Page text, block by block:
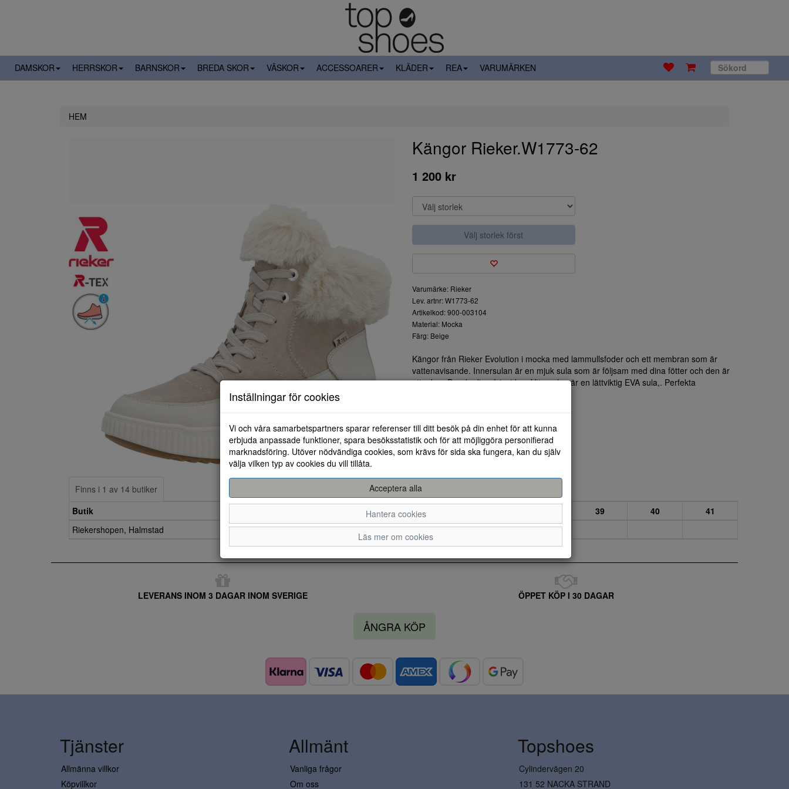
DAMSKOR HERRSKOR BARNSKOR BREDA SKOR VÄSKOR ACCESSOARER KLÄDER REA VARUMÄRKEN
HEM
Kängor Rieker.W1773-62
1 200 kr
Välj storlek först
Varumärke: Rieker
Lev. artnr: W1773-62
Artikelkod: 900-003104
Material: Mocka
Färg: Beige
Kängor från Rieker Evolution i mocka med lammullsfoder och ett membran som är
vattenavisande. Innersulan är en mjuk sula som är följsam med dina fötter och den är
uttagbar. Dragkedja på insidan. Yttersulan är en lättviktig EVA sula,. Perfekta
Finns i 1 av 14 butiker
Butik
39 40
41
Riekershopen, Halmstad
LEVERANS INOM 3 DAGAR INOM SVERIGE ÖPPET KÖP I 30 DAGAR
ÅNGRA KÖP
Inställningar för cookies
Vi och våra samarbetspartners sparar referenser till ditt besök på din enhet för att kunna
erbjuda anpassade funktioner, spara besöksstatistik och för att möjliggöra personifierad
marknadsföring. Utöver nödvändiga cookies, som krävs för sida ska fungera, kan du själv
välja vilken typ av cookies du vill tillåta.
Acceptera alla
Hantera cookies
Läs mer om cookies
Tjänster
Allmänna villkor
Köpvillkor
Allmänt
Vanliga frågor
Om oss
Topshoes
Cylindervägen 20
131 52 NACKA STRAND